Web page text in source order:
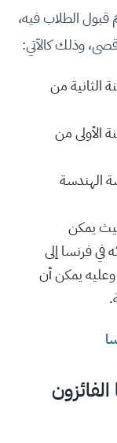
قبول الطلاب فيه،
وذلك كالآتي:
الثانية من
الأولى من
الهندسة
يمكن
في فرنسا إلى
كلّ منها 3-4 أشهر، وعليه يمكن أن